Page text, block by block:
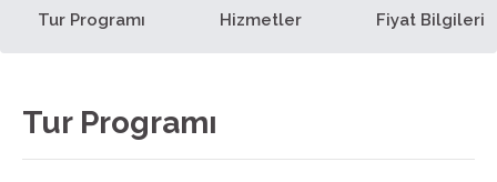
Tur Programı Hizmetler Fiyat Bilgileri
Tur Programı